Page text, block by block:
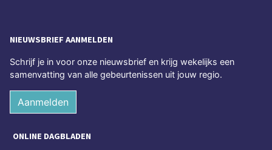
NIEUWSBRIEF AANMELDEN
Schrijf je in voor onze nieuwsbrief en krijg wekelijks een
samenvatting van alle gebeurtenissen uit jouw regio.
Aanmelden
ONLINE DAGBLADEN